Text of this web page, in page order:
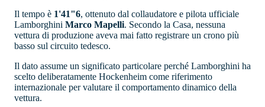
Il tempo è 1'41"6, ottenuto dal collaudatore e pilota ufficiale
Lamborghini Marco Mapelli. Secondo la Casa, nessuna
vettura di produzione aveva mai fatto registrare un crono più
basso sul circuito tedesco.
Il dato assume un significato particolare perché Lamborghini ha
scelto deliberatamente Hockenheim come riferimento
internazionale per valutare il comportamento dinamico della
vettura.